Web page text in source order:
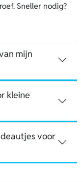
Sneller nodig?
mijn
kleine
voor